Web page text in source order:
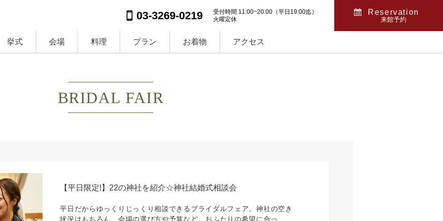
03-3269-0219
受付時間 11:00~20:00（平日19:00迄）
火曜定休
Reservation
来館予約
挙式 会場 料理 プラン お着物 アクセス
BRIDAL FAIR
【平日限定!】22の神社を紹介☆神社結婚式相談会
平日だからゆっくりじっくり相談できるブライダルフェア。神社の空き
状況はもちろん、会場の選び方や予算など、おふたりの希望に合っ